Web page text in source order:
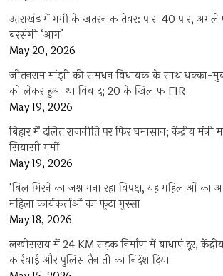
उत्तराखंड में गर्मी के खतरनाक तेवर: पारा 40 पार,
बरसेगी ‘आग’
May 20, 2026
जीतनराम मांझी की समधन विधायक के साथ धक्का-
को लेकर हुआ था विवाद; 20 के खिलाफ FIR
May 19, 2026
बिहार में दलित राजनीति पर फिर घमासान; केंद्रीय
सियासी गर्मी
May 19, 2026
‘बिल गिरने का जश्न मना रहा विपक्ष, यह महिलाओं का
महिला कार्यकर्ताओं का फूटा गुस्सा
May 18, 2026
लखीसराय में 24 KM सड़क निर्माण में बाधाएं दूर,
कार्रवाई और पुलिस तैनाती का निर्देश दिया